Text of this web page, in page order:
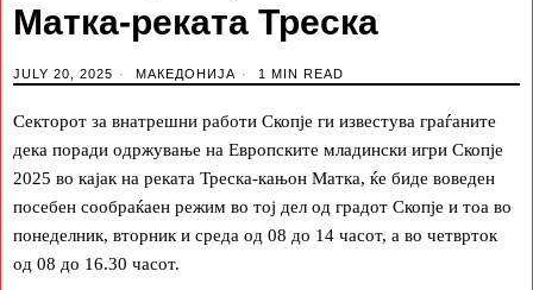
Матка-реката Треска
JULY 20, 2025 МАКЕДОНИЈА 1 MIN READ
Секторот за внатрешни работи Скопје ги известува граѓаните
дека поради одржување на Европските младински игри Скопје
2025 во кајак на реката Треска-кањон Матка, ќе биде воведен
посебен сообраќаен режим во тој дел од градот Скопје и тоа во
понеделник, вторник и среда од 08 до 14 часот, а во четврток
од 08 до 16.30 часот.